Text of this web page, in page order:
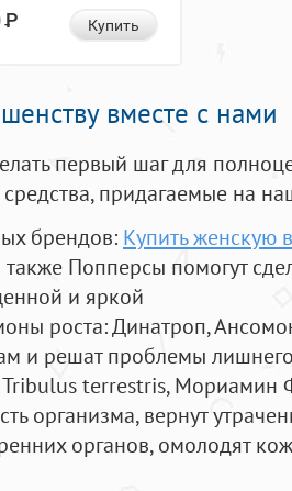
Р Купить
вместе с нами
первый шаг для
придагаемые на
брендов: Купить женскую
также Попперсы помогут
и яркой
роста: Динатроп,
и решат проблемы
Tribulus terrestris, Мориамин
организма, вернут
органов, омолодят